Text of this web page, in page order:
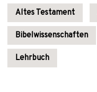
Altes Testament
Bibelwissenschaften
Lehrbuch